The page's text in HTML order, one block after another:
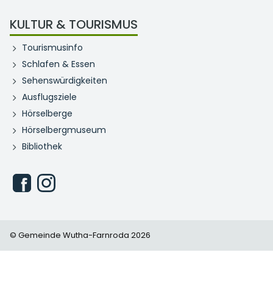
KULTUR & TOURISMUS
Tourismusinfo
Schlafen & Essen
Sehenswürdigkeiten
Ausflugsziele
Hörselberge
Hörselbergmuseum
Bibliothek
© Gemeinde Wutha-Farnroda 2026